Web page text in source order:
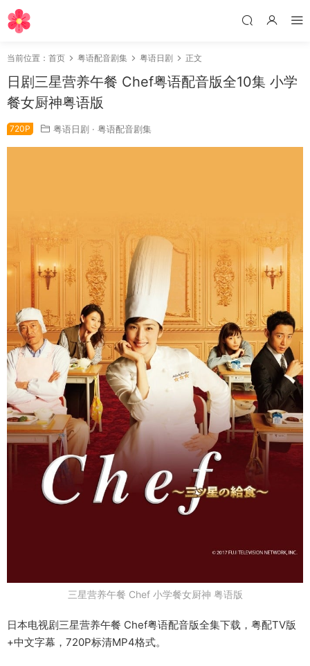
当前位置： 首页 粤语配音剧集 粤语日剧 正文
日剧三星营养午餐 Chef粤语配音版全10集 小学
餐女厨神粤语版
720P 粤语日剧 · 粤语配音剧集
三星营养午餐 Chef 小学餐女厨神 粤语版
日本电视剧三星营养午餐 Chef粤语配音版全集下载，粤配TV版
+中文字幕，720P标清MP4格式。